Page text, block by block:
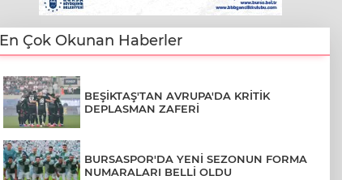
En Çok Okunan Haberler
BEŞİKTAŞ'TAN AVRUPA'DA KRİTİK
DEPLASMAN ZAFERİ
BURSASPOR'DA YENİ SEZONUN FORMA
NUMARALARI BELLİ OLDU